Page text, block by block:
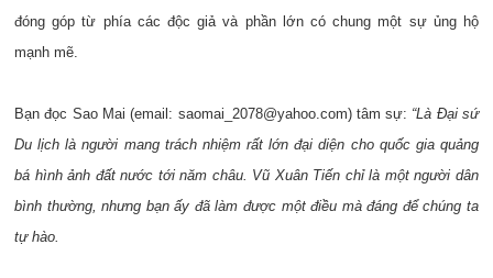
đóng góp từ phía các độc giả và phần lớn có chung một sự ủng hộ
mạnh mẽ.
Bạn đọc Sao Mai (email: saomai_2078@yahoo.com) tâm sự: “Là Đại sứ
Du lịch là người mang trách nhiệm rất lớn đại diện cho quốc gia quảng
bá hình ảnh đất nước tới năm châu. Vũ Xuân Tiến chỉ là một người dân
bình thường, nhưng bạn ấy đã làm được một điều mà đáng để chúng ta
tự hào.